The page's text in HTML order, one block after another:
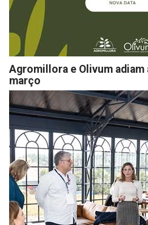
Agromillora e Olivum adiam
março